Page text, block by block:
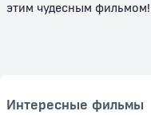
этим чудесным фильмом!
Интересные фильмы